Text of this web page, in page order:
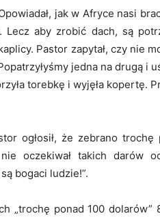
jak w Afryce nasi
aby zrobić dach, są
Pastor zapytał, czy nie
jedna na drugą i
torebkę i wyjęła kopertę.
ogłosił, że zebrano
oczekiwał takich darów
bogaci ludzie!”.
„trochę ponad 100 dolarów”